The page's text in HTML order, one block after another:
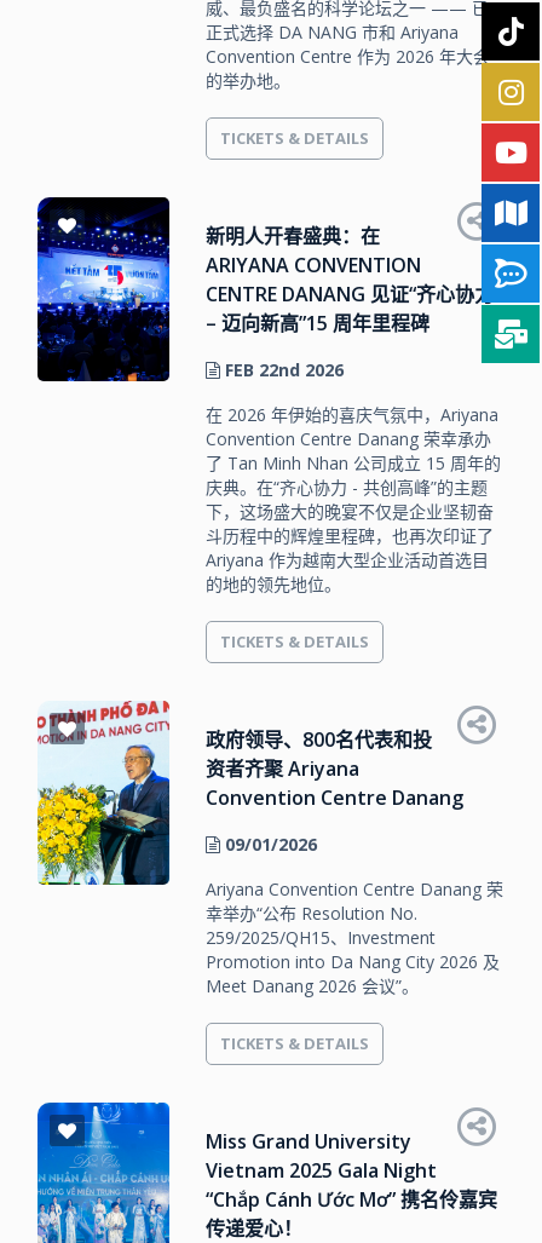
威、最负盛名的科学论坛之一 —— 已
正式选择 DA NANG 市和 Ariyana
Convention Centre 作为 2026 年大会
的举办地。
TICKETS & DETAILS
新明人开春盛典：在
ARIYANA CONVENTION
CENTRE DANANG 见证“齐心协力
– 迈向新高”15 周年里程碑
FEB 22nd 2026
在 2026 年伊始的喜庆气氛中，Ariyana
Convention Centre Danang 荣幸承办
了 Tan Minh Nhan 公司成立 15 周年的
庆典。在“齐心协力 - 共创高峰”的主题
下，这场盛大的晚宴不仅是企业坚韧奋
斗历程中的辉煌里程碑，也再次印证了
Ariyana 作为越南大型企业活动首选目
的地的领先地位。
TICKETS & DETAILS
政府领导、800名代表和投
资者齐聚 Ariyana
Convention Centre Danang
09/01/2026
Ariyana Convention Centre Danang 荣
幸举办“公布 Resolution No.
259/2025/QH15、Investment
Promotion into Da Nang City 2026 及
Meet Danang 2026 会议”。
TICKETS & DETAILS
Miss Grand University
Vietnam 2025 Gala Night
“Chắp Cánh Ước Mơ” 携名伶嘉宾
传递爱心！